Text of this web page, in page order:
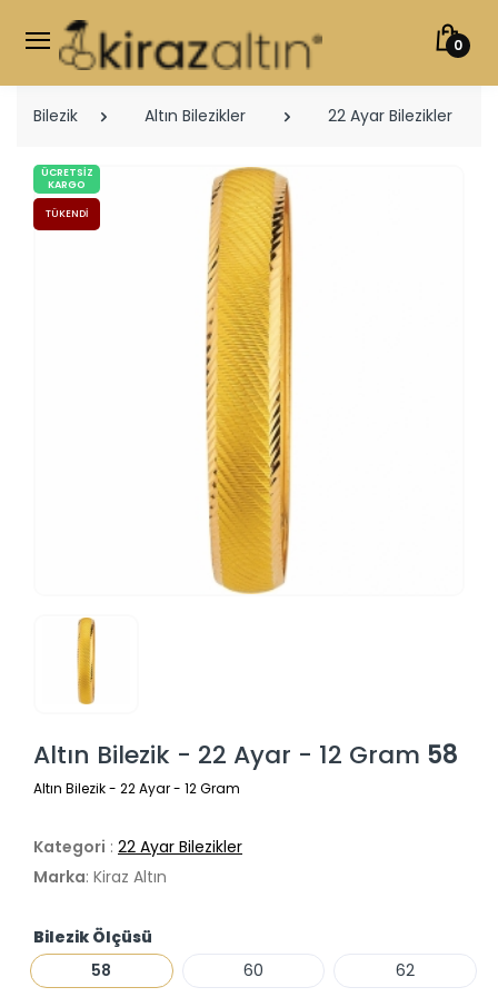
0
Bilezik Altın Bilezikler 22 Ayar Bilezikler
ÜCRETSIZ
KARGO
TÜKENDI
Altın Bilezik - 22 Ayar - 12 Gram 58
Altın Bilezik - 22 Ayar - 12 Gram
Kategori : 22 Ayar Bilezikler
Marka: Kiraz Altın
Bilezik Ölçüsü
58
60 62